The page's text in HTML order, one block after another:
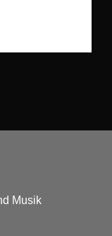
Musik